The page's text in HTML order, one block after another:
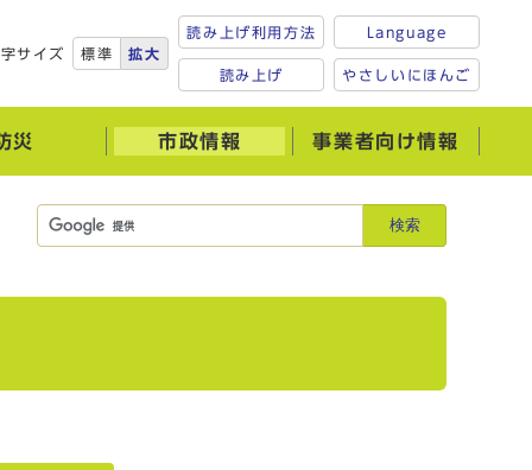
サイズ 標準 拡大
読み上げ利用方法
読み上げ
Language
やさしいにほんご
災 市政情報 事業者向け情報
検索